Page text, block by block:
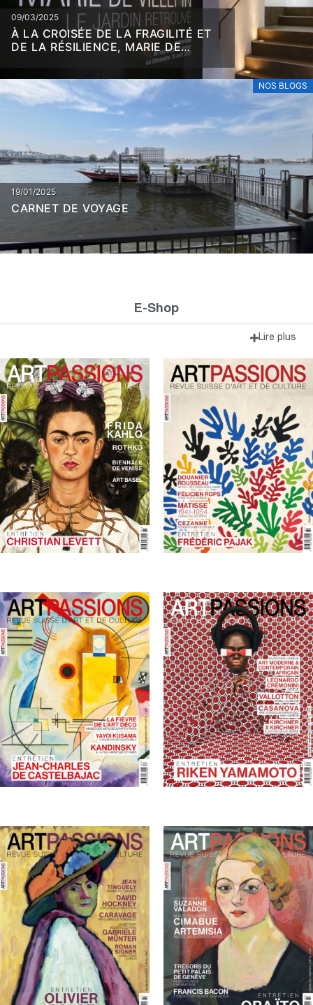
09/03/2025
À LA CROISÉE DE LA FRAGILITÉ ET
DE LA RÉSILIENCE, MARIE DE
NOS BLOGS
19/01/2025
CARNET DE VOYAGE
E-Shop
Lire plus